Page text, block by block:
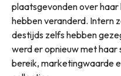
plaatsgevonden over haar
hebben veranderd. Intern
destijds zelfs hebben
werd er opnieuw met
bereik, marketingwaarde